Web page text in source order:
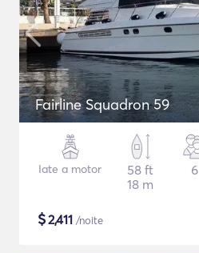
Fairline Squadron 59
Iate a motor
58 ft
18 m
6
$2,411 /noite